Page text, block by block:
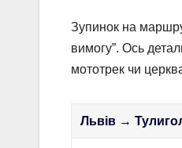
Зупинок на
вимогу”. Ось
мототрек чи
Львів →